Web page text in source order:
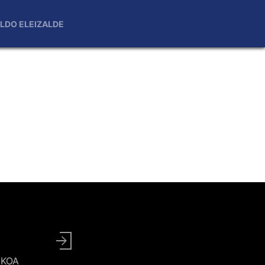
ELEIZALDE
User
account